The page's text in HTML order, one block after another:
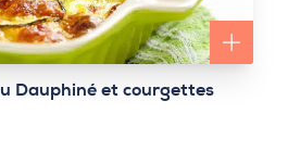
Dauphiné et courgettes